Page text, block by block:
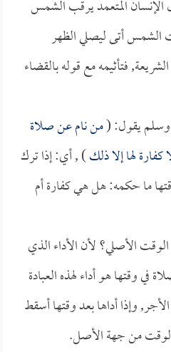
المتعمد يرقب الشمس
الشمس أتى ليصلي الظهر
فتأثيمه مع قوله بالقضاء
وسلم يقول: (من نام عن صلاة
كفارة لها إلا ذلك) , أي: إذا ترك
ما حكمه: هل هي كفارة أم
الوقت الأصلي؟ لأن الأداء الذي
في وقتها هو أداء لهذه العبادة
وإذا أداها بعد وقتها أسقط
من جهة الأصل.